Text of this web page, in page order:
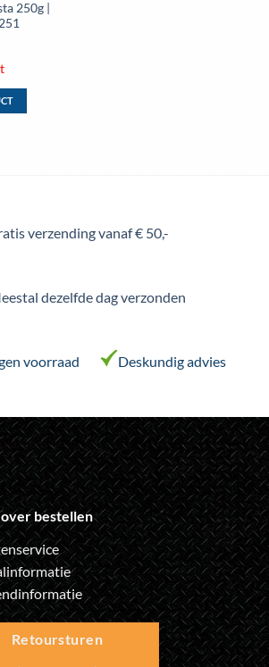
250g |
verzending vanaf € 50,-
dezelfde dag verzonden
voorraad Deskundig advies
bestellen
Retoursturen